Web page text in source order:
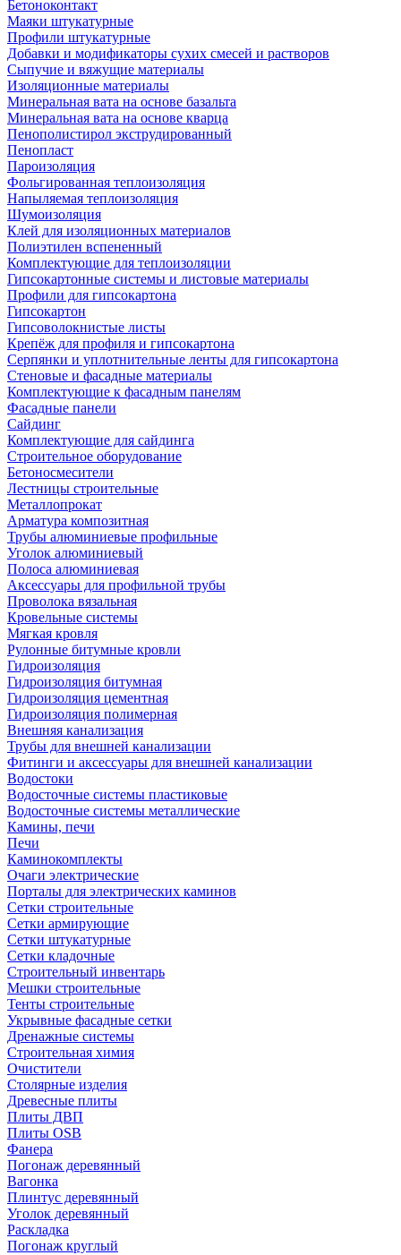
Бетоноконтакт
Маяки штукатурные
Профили штукатурные
Добавки и модификаторы сухих смесей и растворов
Сыпучие и вяжущие материалы
Изоляционные материалы
Минеральная вата на основе базальта
Минеральная вата на основе кварца
Пенополистирол экструдированный
Пенопласт
Пароизоляция
Фольгированная теплоизоляция
Напыляемая теплоизоляция
Шумоизоляция
Клей для изоляционных материалов
Полиэтилен вспененный
Комплектующие для теплоизоляции
Гипсокартонные системы и листовые материалы
Профили для гипсокартона
Гипсокартон
Гипсоволокнистые листы
Крепёж для профиля и гипсокартона
Серпянки и уплотнительные ленты для гипсокартона
Стеновые и фасадные материалы
Комплектующие к фасадным панелям
Фасадные панели
Сайдинг
Комплектующие для сайдинга
Строительное оборудование
Бетоносмесители
Лестницы строительные
Металлопрокат
Арматура композитная
Трубы алюминиевые профильные
Уголок алюминиевый
Полоса алюминиевая
Аксессуары для профильной трубы
Проволока вязальная
Кровельные системы
Мягкая кровля
Рулонные битумные кровли
Гидроизоляция
Гидроизоляция битумная
Гидроизоляция цементная
Гидроизоляция полимерная
Внешняя канализация
Трубы для внешней канализации
Фитинги и аксессуары для внешней канализации
Водостоки
Водосточные системы пластиковые
Водосточные системы металлические
Камины, печи
Печи
Каминокомплекты
Очаги электрические
Порталы для электрических каминов
Сетки строительные
Сетки армирующие
Сетки штукатурные
Сетки кладочные
Строительный инвентарь
Мешки строительные
Тенты строительные
Укрывные фасадные сетки
Дренажные системы
Строительная химия
Очистители
Столярные изделия
Древесные плиты
Плиты ДВП
Плиты OSB
Фанера
Погонаж деревянный
Вагонка
Плинтус деревянный
Уголок деревянный
Раскладка
Погонаж круглый